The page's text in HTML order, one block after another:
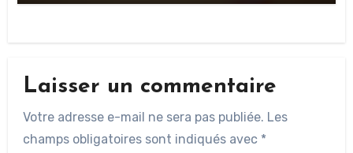
Laisser un commentaire
Votre adresse e-mail ne sera pas publiée. Les
champs obligatoires sont indiqués avec *